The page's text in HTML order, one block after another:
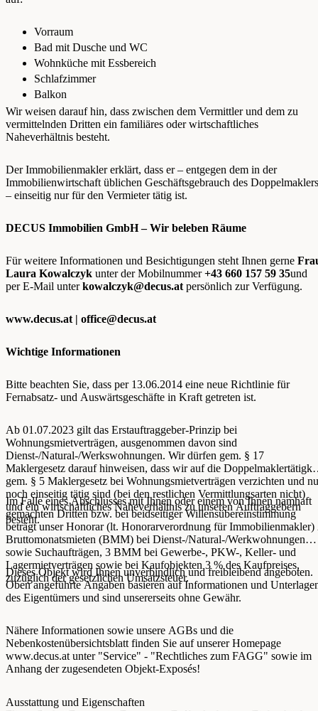
Vorraum
Bad mit Dusche und WC
Wohnküche mit Essbereich
Schlafzimmer
Balkon
Wir weisen darauf hin, dass zwischen dem Vermittler und dem zu
vermittelnden Dritten ein familiäres oder wirtschaftliches
Naheverhältnis besteht.
Der Immobilienmakler erklärt, dass er – entgegen dem in der
Immobilienwirtschaft üblichen Geschäftsgebrauch des Doppelmaklers
– einseitig nur für den Vermieter tätig ist.
DECUS Immobilien GmbH – Wir beleben Räume
Für weitere Informationen und Besichtigungen steht Ihnen gerne
Laura Kowalczyk unter der Mobilnummer+43 660 157 59 35und
per E-Mail unterkowalczyk@decus.at persönlich zur Verfügung.
www.decus.at | office@decus.at
Wichtige Informationen
Bitte beachten Sie, dass per 13.06.2014 eine neue Richtlinie für
Fernabsatz- und Auswärtsgeschäfte in Kraft getreten ist.
Ab 01.07.2023 gilt das Erstauftraggeber-Prinzip bei
Wohnungsmietverträgen, ausgenommen davon sind
Dienst-/Natural-/Werkswohnungen. Wir dürfen gem. § 17
Maklergesetz darauf hinweisen, dass wir auf die
gem. § 5 Maklergesetz bei Wohnungsmietverträgen verzichten und
noch einseitig tätig sind (bei den restlichen Vermittlungsarten nicht)
und ein wirtschaftliches Naheverhältnis zu unseren Auftraggebern
besteht.
Im Falle eines Abschlusses mit Ihnen oder einem von Ihnen namhaft
gemachten Dritten bzw. bei beidseitiger Willensübereinstimmung
beträgt unser Honorar (lt. Honorarverordnung für Immobilienmakler)
Bruttomonatsmieten (BMM) bei Dienst-/Natural-/Werkwohnungen
sowie Suchaufträgen, 3 BMM bei Gewerbe-, PKW-, Keller- und
Lagermietverträgen sowie bei Kaufobjekten 3 % des Kaufpreises,
zuzüglich der gesetzlichen Umsatzsteuer.
Dieses Objekt wird Ihnen unverbindlich und freibleibend angeboten.
Oben angeführte Angaben basieren auf Informationen und
des Eigentümers und sind unsererseits ohne Gewähr.
Nähere Informationen sowie unsere AGBs und die
Nebenkostenübersichtsblatt finden Sie auf unserer Homepage
www.decus.at unter "Service" - "Rechtliches zum FAGG" sowie im
Anhang der zugesendeten Objekt-Exposés!
Ausstattung und Eigenschaften